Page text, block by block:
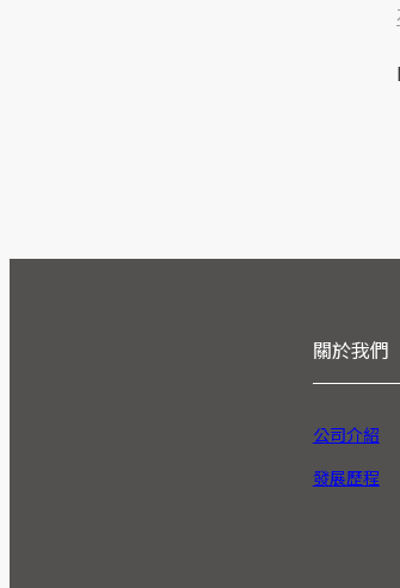
關於我們
公司介紹
發展歷程